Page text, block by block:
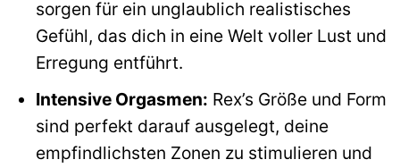
sorgen für ein unglaublich realistisches
Gefühl, das dich in eine Welt voller Lust und
Erregung entführt.
Intensive Orgasmen: Rex’s Größe und Form
sind perfekt darauf ausgelegt, deine
empfindlichsten Zonen zu stimulieren und